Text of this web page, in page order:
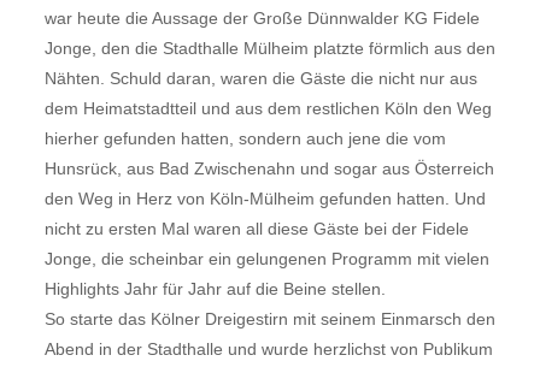
war heute die Aussage der Große Dünnwalder KG Fidele
Jonge, den die Stadthalle Mülheim platzte förmlich aus den
Nähten. Schuld daran, waren die Gäste die nicht nur aus
dem Heimatstadtteil und aus dem restlichen Köln den Weg
hierher gefunden hatten, sondern auch jene die vom
Hunsrück, aus Bad Zwischenahn und sogar aus Österreich
den Weg in Herz von Köln-Mülheim gefunden hatten. Und
nicht zu ersten Mal waren all diese Gäste bei der Fidele
Jonge, die scheinbar ein gelungenen Programm mit vielen
Highlights Jahr für Jahr auf die Beine stellen.
So starte das Kölner Dreigestirn mit seinem Einmarsch den
Abend in der Stadthalle und wurde herzlichst von Publikum